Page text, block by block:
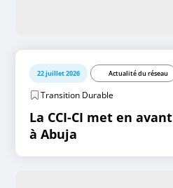
22 juillet 2026 Actualité du réseau
Transition Durable
La CCI-CI met en
à Abuja